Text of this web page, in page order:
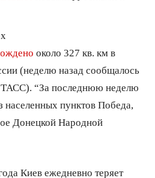
около 327 кв. км в
(неделю назад сообщалось
“За последнюю неделю
пунктов Победа,
Донецкой Народной
Киев ежедневно теряет